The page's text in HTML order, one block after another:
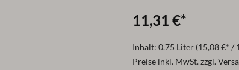
11,31 €*
Inhalt: 0.75 Liter (15,08 €* /
Preise inkl. MwSt. zzgl.